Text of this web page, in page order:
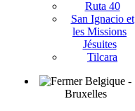
Ruta 40
San Ignacio et
les Missions
Jésuites
Tilcara
Belgique -
Bruxelles